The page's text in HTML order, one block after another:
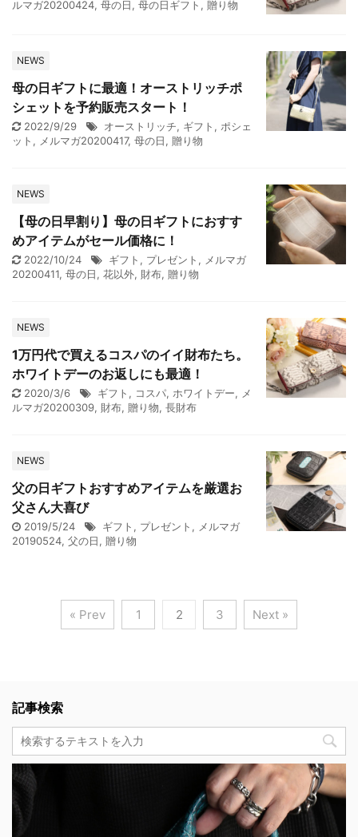
ルマガ20200424, 母の日, 母の日ギフト , 贈り物
NEWS
母の日ギフトに最適！オーストリッチポ
シェットを予約販売スタート！
2022/9/29 オーストリッチ, ギフト , ポシェ
ット , メルマガ20200417, 母の日, 贈り物
NEWS
【母の日早割り】母の日ギフトにおすす
めアイテムがセール価格に！
2022/10/24 ギフト , プレゼント , メルマガ
20200411, 母の日, 花以外, 財布, 贈り物
NEWS
1万円代で買えるコスパのイイ財布たち。
ホワイトデーのお返しにも最適！
2020/3/6 ギフト , コスパ, ホワイトデー, メ
ルマガ20200309, 財布, 贈り物, 長財布
NEWS
父の日ギフトおすすめアイテムを厳選お
父さん大喜び
2019/5/24 ギフト , プレゼント , メルマガ
20190524, 父の日, 贈り物
« Prev 1 2 3 Next »
記事検索